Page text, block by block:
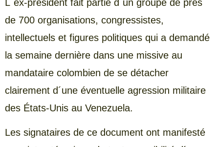
L´ex-président fait partie d´un groupe de près
de 700 organisations, congressistes,
intellectuels et figures politiques qui a demandé
la semaine dernière dans une missive au
mandataire colombien de se détacher
clairement d´une éventuelle agression militaire
des États-Unis au Venezuela.
Les signataires de ce document ont manifesté